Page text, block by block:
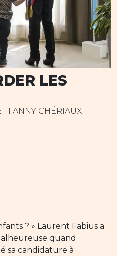
LES
FANNY CHÉRIAUX
? » Laurent Fabius a
quand
sa candidature à